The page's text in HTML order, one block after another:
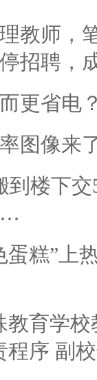
教师，
招聘，
更省电
图像来
到楼下
蛋糕”上
教育学
程序 副